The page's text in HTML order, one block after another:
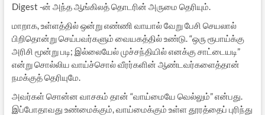
Digest -ன் அந்த ஆங்கிலத் தொடரின் அருமை தெரியும்.
மாறாக, உள்ளத்தில் ஒன்று எண்ணி வாயால் வேறு பேசி செயலால்
பிறிதொன்று செய்பவர்களும் வையகத்தில் உண்டு. “ஒரு ரூபாய்க்கு
அரிசி மூன்று படி; இல்லையேல் முச்சந்தியில் எனக்கு சாட்டையடி”
என்று சொல்லிய வாய்ச்சொல் வீரர்களின் ஆண்டவர்களைத்தான்
நமக்குத் தெரியுமே.
அவர்கள் சொன்ன வாசகம் தான் “வாய்மையே வெல்லும்” என்பது.
இப்போதாவது உண்மைக்கும், வாய்மைக்கும் உள்ள தூரத்தைப் புரிந்து